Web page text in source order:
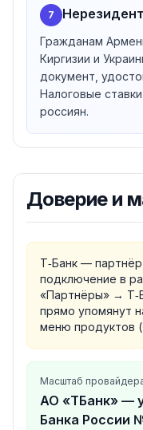
7
Гражданам
Киргизии и
документ,
Налоговые
россиян.
Доверие и
Т‑Банк —
подключение в
«Партнёры» →
прямо упомянут
меню продуктов
Масштаб
АО «ТБанк» —
Банка России